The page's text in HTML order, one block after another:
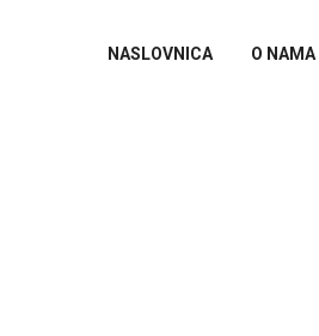
NASLOVNICA O NAMA